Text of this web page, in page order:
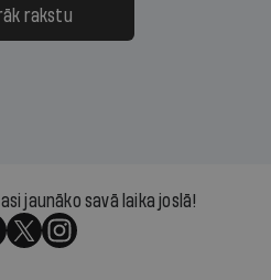
rakstu
jaunāko savā laika joslā!